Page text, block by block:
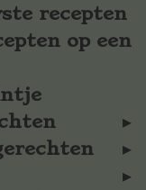
recepten
op een